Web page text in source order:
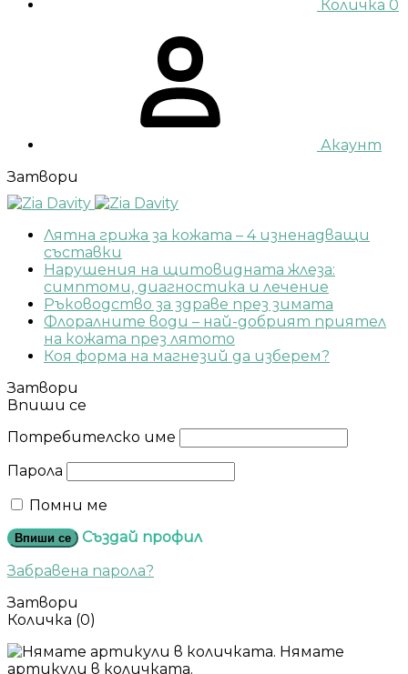
Количка 0
Акаунт
Затвори
Лятна грижа за кожата – 4 изненадващи
съставки
Нарушения на щитовидната жлеза:
симптоми, диагностика и лечение
Ръководство за здраве през зимата
Флоралните води – най-добрият приятел
на кожата през лятото
Коя форма на магнезий да изберем?
Затвори
Впиши се
Потребителско име
Парола
Помни ме
Впиши се
Създай профил
Забравена парола?
Затвори
Количка (0)
Нямате
артикули в количката.